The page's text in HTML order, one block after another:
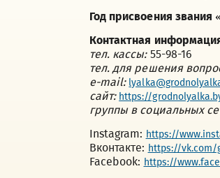
Год присвоения звания
Контактная
тел. кассы:55-98-16
тел. для решения
e-mail:
сайт: https://
группы в социальных
Instagram: https://
Вконтакте: https://vk.com/
Facebook: https://